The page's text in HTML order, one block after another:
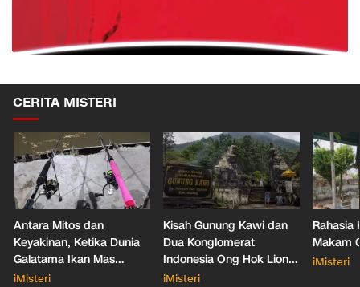
CERITA MISTERI
Antara Mitos dan
Keyakinan, Ketika Dunia
Galatama Ikan Mas
Bersentuhan dengan Hal
iMisteri
Kisah Gunung Kawi dan
Dua Konglomerat
Indonesia Ong Hok Liong
hingga Liem Sioe Liong
iMisteri
Rahasia
Makam
iMisteri